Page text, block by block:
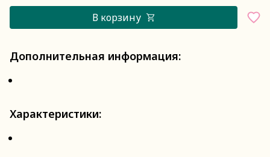
В корзину
Дополнительная информация:
Характеристики: